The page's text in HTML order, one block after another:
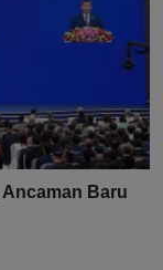
Baru